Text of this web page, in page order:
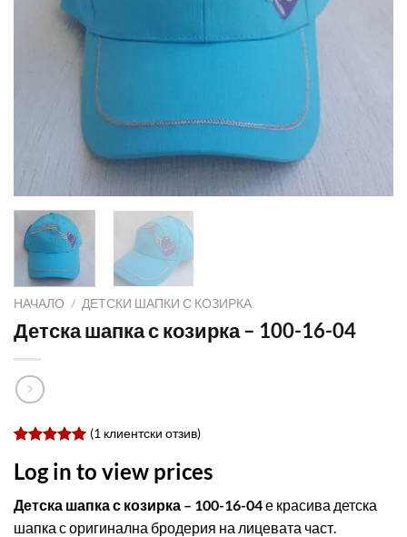
НАЧАЛО / ДЕТСКИ ШАПКИ С КОЗИРКА
Детска шапка с козирка – 100-16-04
5.00от 5,
базирано
на
потребителски
оценки
(1 клиентски отзив)
Log in to view prices
Детска шапка с козирка – 100-16-04е красива детска
шапка с оригинална бродерия на лицевата част.